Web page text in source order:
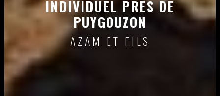
INDIVIDUEL PRÈS DE
PUYGOUZON
AZAM ET FILS